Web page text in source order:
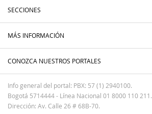
SECCIONES
MÁS INFORMACIÓN
CONOZCA NUESTROS PORTALES
Info general del portal: PBX: 57 (1) 2940100.
Bogotá 5714444 - Línea Nacional 01 8000 110 211.
Dirección: Av. Calle 26 # 68B-70.